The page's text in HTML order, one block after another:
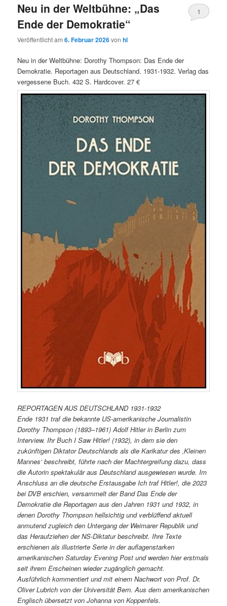
Neu in der Weltbühne: „Das
Ende der Demokratie“
Veröffentlicht am6. Februar 2026vonhl
1
Neu in der Weltbühne: Dorothy Thompson: Das Ende der
Demokratie. Reportagen aus Deutschland. 1931-1932. Verlag das
vergessene Buch. 432 S. Hardcover. 27 €
REPORTAGEN AUS DEUTSCHLAND 1931-1932
Ende 1931 traf die bekannte US-amerikanische Journalistin
Dorothy Thompson (1893–1961) Adolf Hitler in Berlin zum
Interview. Ihr Buch I Saw Hitler! (1932), in dem sie den
zukünftigen Diktator Deutschlands als die Karikatur des ‚Kleinen
Mannes‘ beschreibt, führte nach der Machtergreifung dazu, dass
die Autorin spektakulär aus Deutschland ausgewiesen wurde. Im
Anschluss an die deutsche Erstausgabe Ich traf Hitler!, die 2023
bei DVB erschien, versammelt der Band Das Ende der
Demokratie die Reportagen aus den Jahren 1931 und 1932, in
denen Dorothy Thompson hellsichtig und verblüffend aktuell
anmutend zugleich den Untergang der Weimarer Republik und
das Heraufziehen der NS-Diktatur beschreibt. Ihre Texte
erschienen als illustrierte Serie in der auflagenstarken
amerikanischen Saturday Evening Post und werden hier erstmals
seit ihrem Erscheinen wieder zugänglich gemacht.
Ausführlich kommentiert und mit einem Nachwort von Prof. Dr.
Oliver Lubrich von der Universität Bern. Aus dem amerikanischen
Englisch übersetzt von Johanna von Koppenfels.